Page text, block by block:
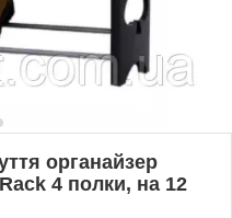
органайзер
4 полки, на 12